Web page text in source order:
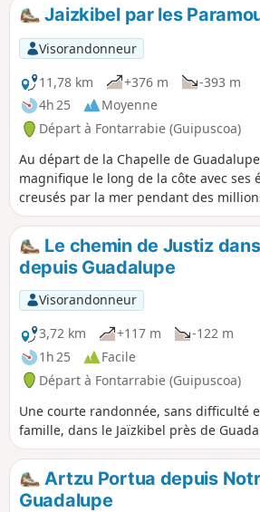
Jaizkibel par les
Visorandonneur
11,78 km
+376 m
-393 m
4h 25
Moyenne
Départ à Fontarrabie (Guipuscoa)
Au départ de la Chapelle de
magnifique le long de la côte avec ses
creusés par la mer pendant des
remonte vers le Jaïkibel pour
Le chemin de Justiz
depuis Guadalupe
Visorandonneur
3,72 km
+117 m
-122 m
1h 25
Facile
Départ à Fontarrabie (Guipuscoa)
Une courte randonnée, sans difficulté
famille, dans le Jaïzkibel près de
Artzu Portua depuis
Guadalupe